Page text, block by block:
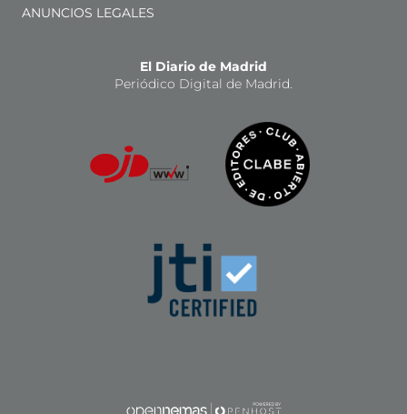
ANUNCIOS LEGALES
El Diario de Madrid
Periódico Digital de Madrid.